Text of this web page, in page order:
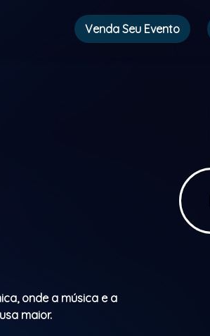
Venda Seu Evento
onde a música e a
maior.